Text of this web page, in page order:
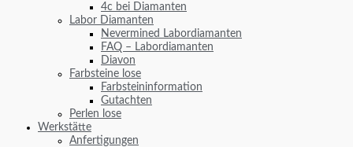
4c bei Diamanten
Labor Diamanten
Nevermined Labordiamanten
FAQ – Labordiamanten
Diavon
Farbsteine lose
Farbsteininformation
Gutachten
Perlen lose
Werkstätte
Anfertigungen